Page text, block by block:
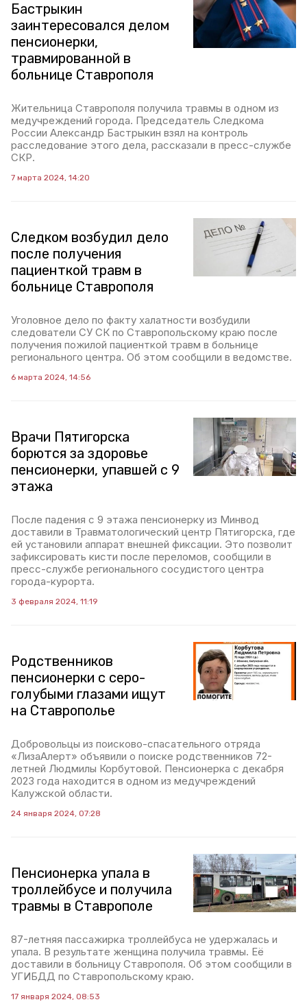
Бастрыкин
заинтересовался делом
пенсионерки,
травмированной в
больнице Ставрополя
Жительница Ставрополя получила травмы в одном из
медучреждений города. Председатель Следкома
России Александр Бастрыкин взял на контроль
расследование этого дела, рассказали в пресс-службе
СКР.
7 марта 2024, 14:20
Следком возбудил дело
после получения
пациенткой травм в
больнице Ставрополя
Уголовное дело по факту халатности возбудили
следователи СУ СК по Ставропольскому краю после
получения пожилой пациенткой травм в больнице
регионального центра. Об этом сообщили в ведомстве.
6 марта 2024, 14:56
Врачи Пятигорска
борются за здоровье
пенсионерки, упавшей с 9
этажа
После падения с 9 этажа пенсионерку из Минвод
доставили в Травматологический центр Пятигорска, где
ей установили аппарат внешней фиксации. Это позволит
зафиксировать кисти после переломов, сообщили в
пресс-службе регионального сосудистого центра
города-курорта.
3 февраля 2024, 11:19
Родственников
пенсионерки с серо-
голубыми глазами ищут
на Ставрополье
Добровольцы из поисково-спасательного отряда
«ЛизаАлерт» объявили о поиске родственников 72-
летней Людмилы Корбутовой. Пенсионерка с декабря
2023 года находится в одном из медучреждений
Калужской области.
24 января 2024, 07:28
Пенсионерка упала в
троллейбусе и получила
травмы в Ставрополе
87-летняя пассажирка троллейбуса не удержалась и
упала. В результате женщина получила травмы. Её
доставили в больницу Ставрополя. Об этом сообщили в
УГИБДД по Ставропольскому краю.
17 января 2024, 08:53